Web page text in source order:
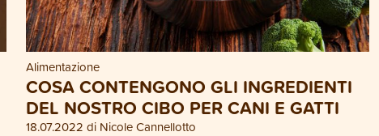
Alimentazione
COSA CONTENGONO GLI INGREDIENTI
DEL NOSTRO CIBO PER CANI E GATTI
18.07.2022 di Nicole Cannellotto